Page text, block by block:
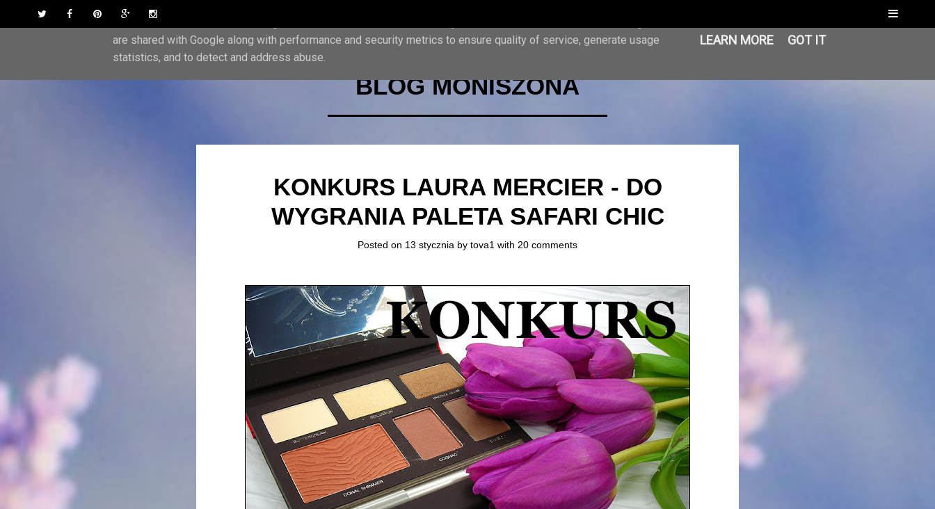
Menu
Skip to content
Twitter
Facebook
Pinterest
Google Plus
Instagram
BLOG MONISZONA
KONKURS LAURA MERCIER - DO
WYGRANIA PALETA SAFARI CHIC
Posted on 13 stycznia by tova1 with 20 comments
This site uses cookies from Google to deliver its services and to analyze traffic. Your IP address and user-agent
are shared with Google along with performance and security metrics to ensure quality of service, generate usage
statistics, and to detect and address abuse.
LEARN MORE GOT IT